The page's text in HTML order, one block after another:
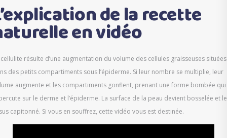
de la recette
en vidéo
résulte d’une augmentation du volume des cellules graisseuses situées
des petits compartiments sous l’épiderme. Si leur nombre se multiplie, leur
augmente et les compartiments gonflent, prenant une forme bombée qui
sur le derme et l’épiderme. La surface de la peau devient bosselée et le
capitonné. Si vous en souffrez, cette vidéo vous est destinée.